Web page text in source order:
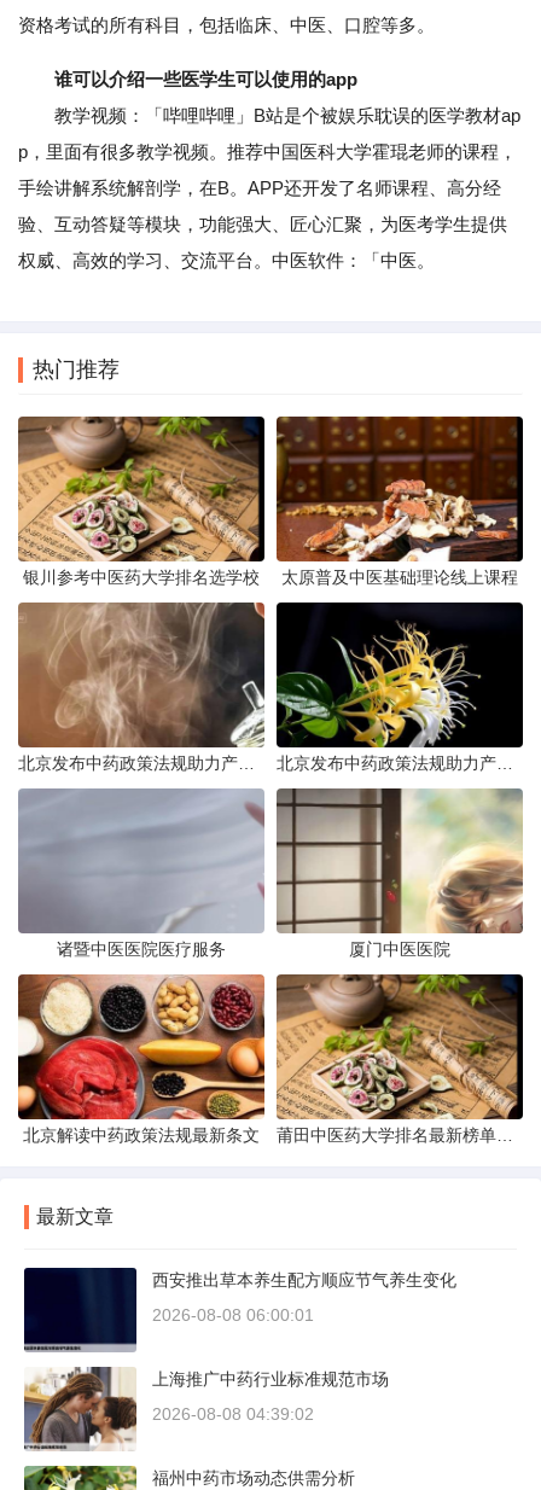
资格考试的所有科目，包括临床、中医、口腔等多。
谁可以介绍一些医学生可以使用的app
教学视频：「哔哩哔哩」B站是个被娱乐耽误的医学教材ap
p，里面有很多教学视频。推荐中国医科大学霍琨老师的课程，
手绘讲解系统解剖学，在B。APP还开发了名师课程、高分经
验、互动答疑等模块，功能强大、匠心汇聚，为医考学生提供
权威、高效的学习、交流平台。中医软件：「中医。
热门推荐
银川参考中医药大学排名选学校 太原普及中医基础理论线上课程
诸暨中医医院医疗服务 厦门中医医院
北京解读中药政策法规最新条文
最新文章
西安推出草本养生配方顺应节气养生变化
2026-08-08 06:00:01
上海推广中药行业标准规范市场
2026-08-08 04:39:02
福州中药市场动态供需分析